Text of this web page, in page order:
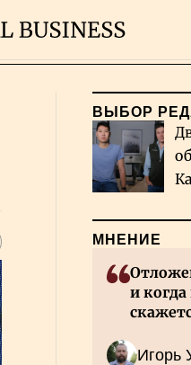
ВЫБОР
МНЕНИЕ
и
Игорь